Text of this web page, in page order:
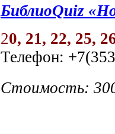
БиблиоQuiz
20, 21, 22, 25,
Телефон:
Стоимость: